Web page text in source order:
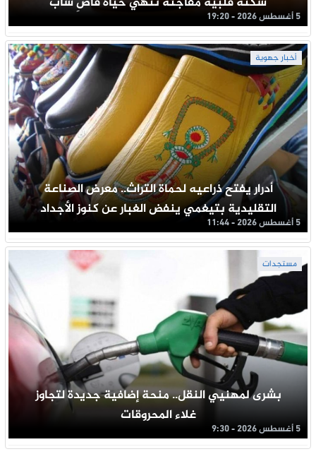
5 أغسطس 2026 - 19:20
أخبار جهوية
أدرار يفتح ذراعيه لحماة التراث.. معرض الصناعة
التقليدية بتيغمي ينفض الغبار عن كنوز الأجداد
5 أغسطس 2026 - 11:44
مستجدات
بشرى لمهنيي النقل.. منحة إضافية جديدة لتجاوز
غلاء المحروقات
5 أغسطس 2026 - 9:30